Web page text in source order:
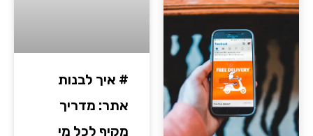
# איך לבנות
אתר: מדריך
מקיף לכל מי